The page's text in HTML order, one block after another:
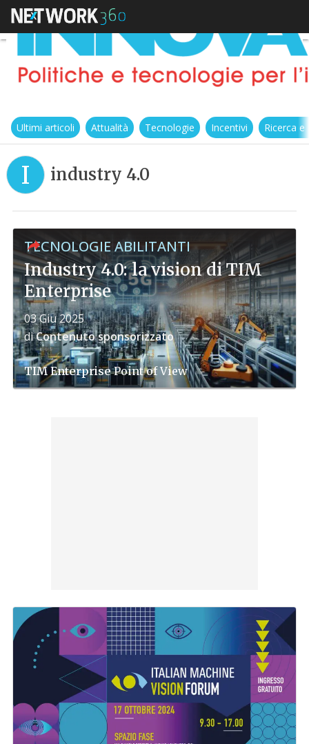
Ultimi articoli Attualità Tecnologie Incentivi Ricerca
I industry 4.0
TECNOLOGIE ABILITANTI
Industry 4.0: la vision di TIM
Enterprise
03 Giu 2025
diContenuto sponsorizzato
TIM EnterprisePoint of View